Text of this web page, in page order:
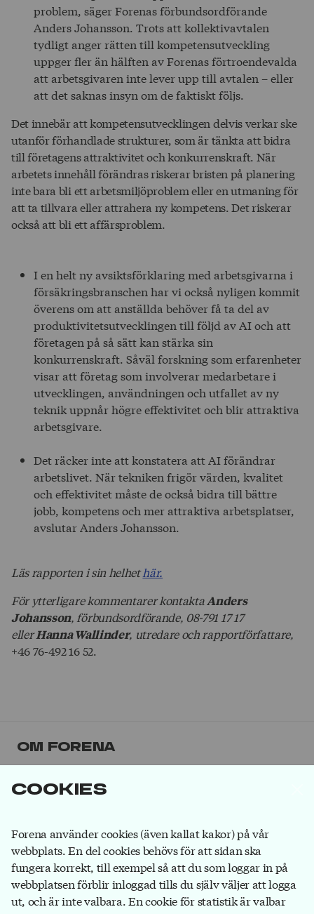
Cookies
Forena använder cookies (även kallat kakor) på vår
webbplats. En del cookies behövs för att sidan ska
fungera korrekt, till exempel så att du som loggar in på
webbplatsen förblir inloggad tills du själv väljer att logga
ut, och är inte valbara. En cookie för statistik är valbar
problem, säger Forenas förbundsordförande
Anders Johansson. Trots att kollektivavtalen
tydligt anger rätten till kompetensutveckling
uppger fler än hälften av Forenas förtroendevalda
att arbetsgivaren inte lever upp till avtalen – eller
att det saknas insyn om de faktiskt följs.
Det innebär att kompetensutvecklingen delvis verkar ske
utanför förhandlade strukturer, som är tänkta att bidra
till företagens attraktivitet och konkurrenskraft. När
arbetets innehåll förändras riskerar bristen på planering
inte bara bli ett arbetsmiljöproblem eller en utmaning för
att ta tillvara eller attrahera ny kompetens. Det riskerar
också att bli ett affärsproblem.
I en helt ny avsiktsförklaring med arbetsgivarna i
försäkringsbranschen har vi också nyligen kommit
överens om att anställda behöver få ta del av
produktivitetsutvecklingen till följd av AI och att
företagen på så sätt kan stärka sin
konkurrenskraft. Såväl forskning som erfarenheter
visar att företag som involverar medarbetare i
utvecklingen, användningen och utfallet av ny
teknik uppnår högre effektivitet och blir attraktiva
arbetsgivare.
Det räcker inte att konstatera att AI förändrar
arbetslivet. När tekniken frigör värden, kvalitet
och effektivitet måste de också bidra till bättre
jobb, kompetens och mer attraktiva arbetsplatser,
avslutar Anders Johansson.
Läs rapporten i sin helhethär.
För ytterligare kommentarer kontaktaAnders
Johansson, förbundsordförande, 08-791 17 17
ellerHanna Wallinder, utredare och rapportförfattare,
+46 76-492 16 52.
Om Forena
Forena är det största facket inom
försäkringsbranschen. Våra medlemmar jobbar på
försäkringsbolag och hos försäkringsförmedlare.Bli
medlemdu också!
Forena